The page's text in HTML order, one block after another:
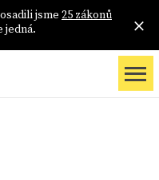
jsme 25 zákonů
jedná.